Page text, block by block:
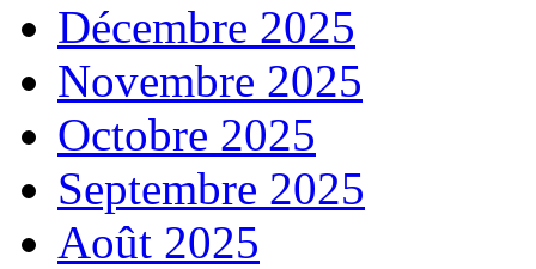
Décembre 2025
Novembre 2025
Octobre 2025
Septembre 2025
Août 2025